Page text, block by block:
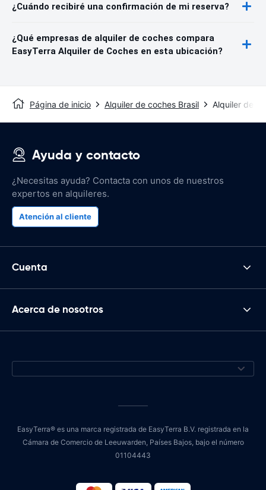
¿Cuándo recibiré una confirmación de mi reserva?
¿Qué empresas de alquiler de coches compara
EasyTerra Alquiler de Coches en esta ubicación?
Página de inicio Alquiler de coches Brasil Alquiler de
Ayuda y contacto
¿Necesitas ayuda? Contacta con unos de nuestros
expertos en alquileres.
Atención al cliente
Cuenta
Acerca de nosotros
EasyTerra® es una marca registrada de EasyTerra B.V. registrada en la
Cámara de Comercio de Leeuwarden, Países Bajos, bajo el número
01104443